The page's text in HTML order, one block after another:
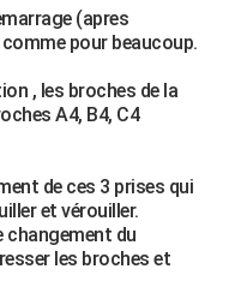
(apres
pour beaucoup.
, les broches de la
A4, B4, C4
de ces 3 prises qui
et vérouiller.
changement du
les broches et